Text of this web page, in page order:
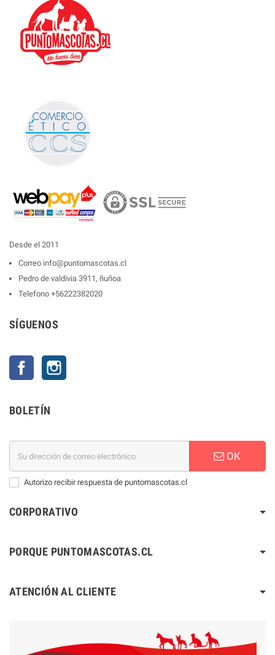
Desde el 2011
Correo info@puntomascotas.cl
Pedro de valdivia 3911, ñuñoa
Telefono +56222382020
SÍGUENOS
Facebook
BOLETÍN
OK
Autorizo recibir respuesta de puntomascotas.cl
CORPORATIVO
PORQUE PUNTOMASCOTAS.CL
ATENCIÓN AL CLIENTE